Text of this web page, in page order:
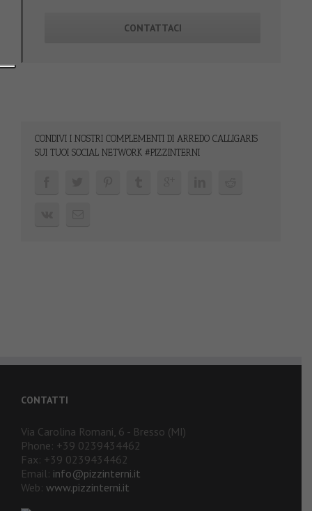
CONTATTACI
CONDIVI I NOSTRI COMPLEMENTI DI ARREDO CALLIGARIS
SUI TUOI SOCIAL NETWORK #PIZZINTERNI
CONTATTI
Via Carolina Romani, 6 - Bresso (MI)
Phone: +39 0239434462
Fax: +39 0239434462
Email: info@pizzinterni.it
Web: www.pizzinterni.it